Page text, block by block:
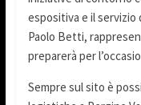
espositiva e il servizio
Paolo Betti,
preparerà per
Sempre sul sito è